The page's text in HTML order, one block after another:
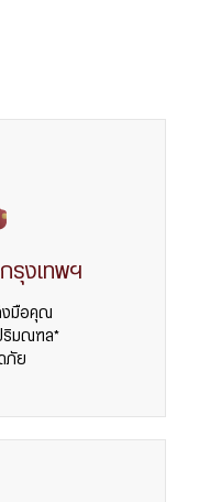
รุงเทพฯ
งมือคุณ
ริมณฑล*
ภัย